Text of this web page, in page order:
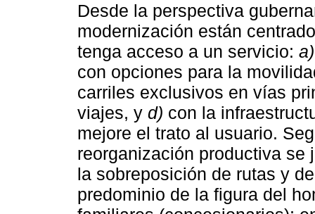
Desde la perspectiva
modernización están
tenga acceso a un servicio: a)
con opciones para la
carriles exclusivos en vías
viajes, y d) con la
mejore el trato al usuario.
reorganización productiva se
la sobreposición de rutas y
predominio de la figura del